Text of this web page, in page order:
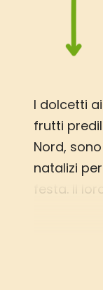
I dolcetti
frutti
Nord,
natalizi
festa. Il
più